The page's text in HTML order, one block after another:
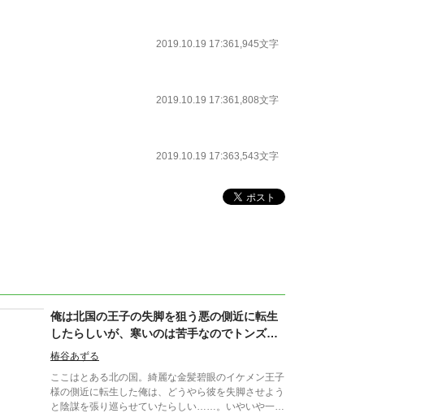
2019.10.19 17:361,945文字
2019.10.19 17:361,808文字
2019.10.19 17:363,543文字
俺は北国の王子の失脚を狙う悪の側近に転生
したらしいが、寒いのは苦手なのでトンズラ
します
椿谷あずる
ここはとある北の国。綺麗な金髪碧眼のイケメン王子
様の側近に転生した俺は、どうやら彼を失脚させよう
と陰謀を張り巡らせていたらしい……。いやいや一切